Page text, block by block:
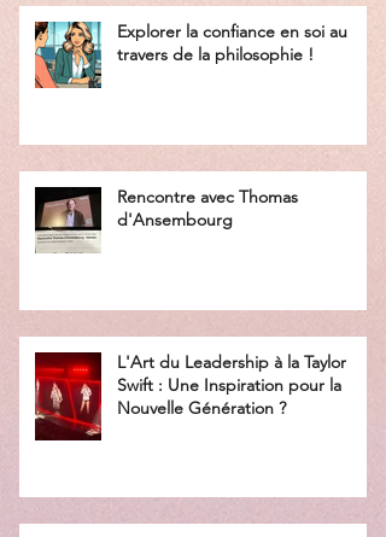
Explorer la confiance en soi au
travers de la philosophie !
Rencontre avec Thomas
d'Ansembourg
L'Art du Leadership à la Taylor
Swift : Une Inspiration pour la
Nouvelle Génération ?